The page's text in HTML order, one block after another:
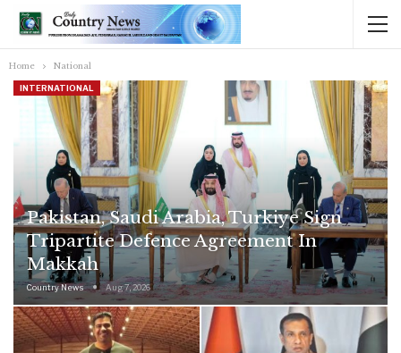
Home National
INTERNATIONAL
Pakistan, Saudi Arabia, Turkiye Sign
Tripartite Defence Agreement In
Makkah
Country News Aug 7, 2026